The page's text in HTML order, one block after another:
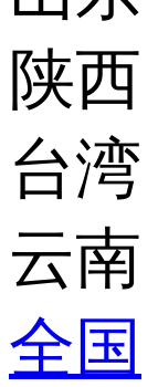
陕西
台湾
云南
全国